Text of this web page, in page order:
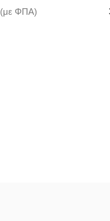
(με ΦΠΑ)